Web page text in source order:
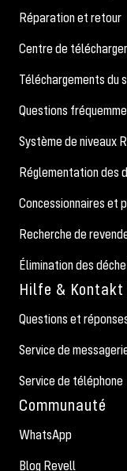
Réparation et retour
Centre de
Téléchargements du
Questions
Système de niveaux
Réglementation des
Concessionnaires et
Recherche de
Élimination des
Hilfe & Kontakt
Questions et
Service de
Service de téléphone
Communauté
WhatsApp
Blog Revell